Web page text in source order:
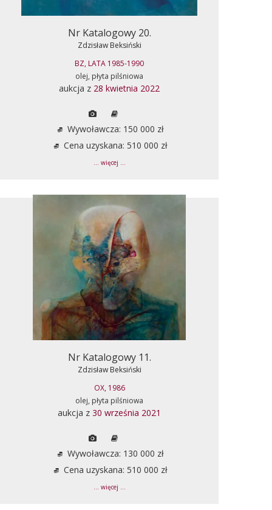
Nr Katalogowy 20.
Zdzisław Beksiński
BZ, LATA 1985-1990
olej, płyta pilśniowa
aukcja z 28 kwietnia 2022
Wywoławcza: 150 000 zł
Cena uzyskana: 510 000 zł
... więcej ...
Nr Katalogowy 11.
Zdzisław Beksiński
OX, 1986
olej, płyta pilśniowa
aukcja z 30 września 2021
Wywoławcza: 130 000 zł
Cena uzyskana: 510 000 zł
... więcej ...